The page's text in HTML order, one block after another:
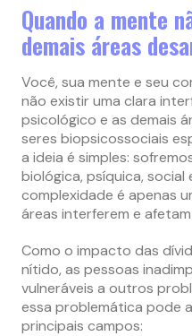
Quando a mente
demais áreas
Você, sua mente e seu
não existir uma clara
psicológico e as demais
seres biopsicossociais
a ideia é simples:
biológica, psíquica, social
complexidade é apenas
áreas interferem e
Como o impacto das
nítido, as pessoas
vulneráveis a outros
essa problemática pode
principais campos: